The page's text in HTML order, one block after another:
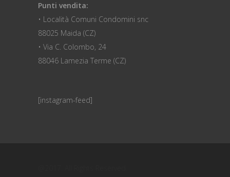
Punti vendita:
• Località Comuni Condomini snc
88025 Maida (CZ)
• Via C. Colombo, 24
88046 Lamezia Terme (CZ)
[instagram-feed]